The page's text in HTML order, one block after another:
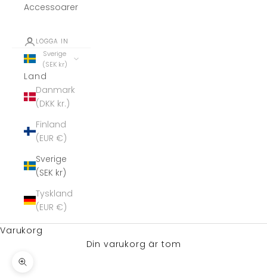
Accessoarer
LOGGA IN
Sverige
(SEK kr)
Land
Danmark
(DKK kr.)
Finland
(EUR €)
Sverige
(SEK kr)
Tyskland
(EUR €)
Varukorg
Din varukorg är tom
Zooma